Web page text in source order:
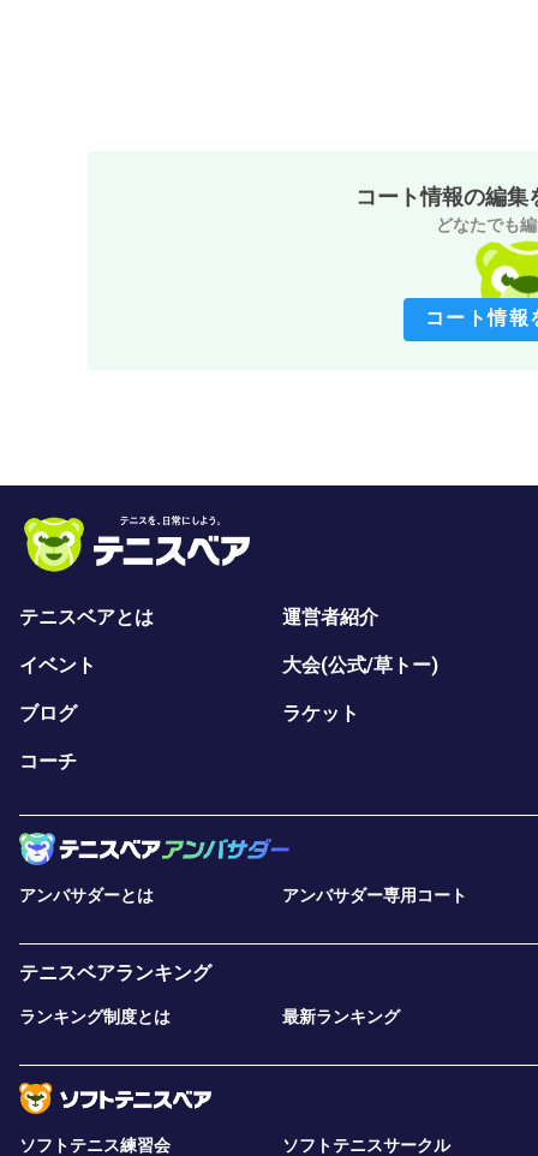
コート情報の編集
どなたでも
コート情報
テニスベアとは 運営者紹介
イベント 大会(公式/草トー)
ブログ ラケット
コーチ
アンバサダーとは アンバサダー専用コート
テニスベアランキング
ランキング制度とは 最新ランキング
ソフトテニス練習会 ソフトテニスサークル